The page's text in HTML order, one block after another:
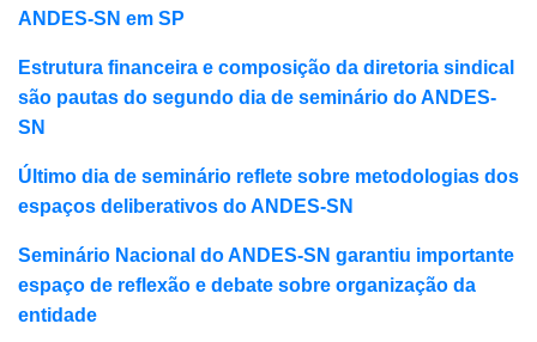
ANDES-SN em SP
Estrutura financeira e composição da diretoria sindical
são pautas do segundo dia de seminário do ANDES-
SN
Último dia de seminário reflete sobre metodologias dos
espaços deliberativos do ANDES-SN
Seminário Nacional do ANDES-SN garantiu importante
espaço de reflexão e debate sobre organização da
entidade